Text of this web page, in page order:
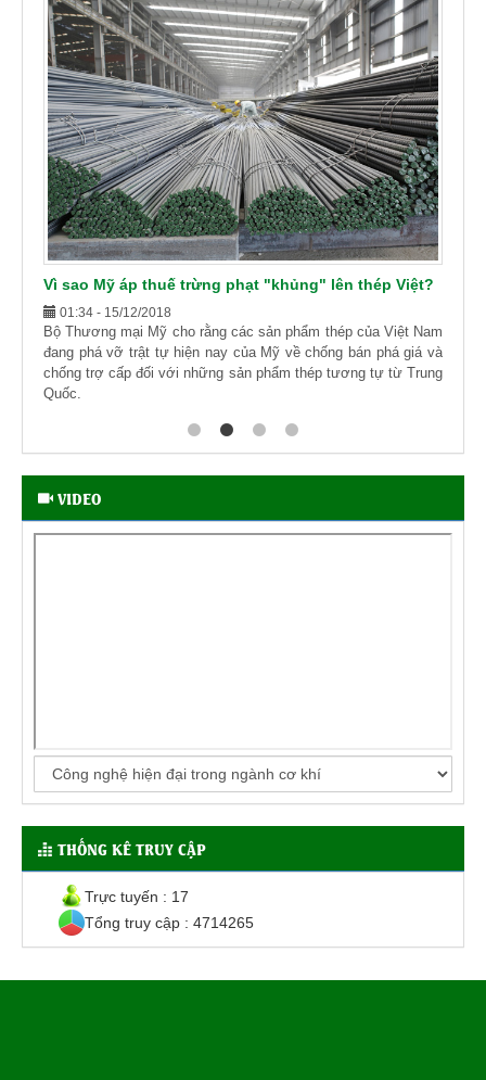
Vì sao Mỹ áp thuế trừng phạt "khủng" lên thép Việt?
01:34 - 15/12/2018
Bộ Thương mại Mỹ cho rằng các sản phẩm thép của Việt Nam
đang phá vỡ trật tự hiện nay của Mỹ về chống bán phá giá và
chống trợ cấp đối với những sản phẩm thép tương tự từ Trung
Quốc.
VIDEO
THỐNG KÊ TRUY CẬP
Trực tuyến : 17
Tổng truy cập : 4714265